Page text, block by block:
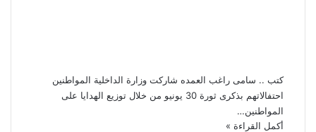
كتب .. سامى راغب العمده شاركت وزارة الداخلية المواطنين
احتفالاتهم بذكرى ثورة 30 يونيو من خلال توزيع الهدايا على
المواطنين…
أكمل القراءة »